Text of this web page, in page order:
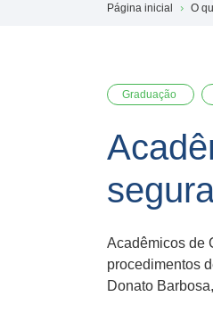
Página inicial O
Graduação
Acadêmicos de
procedimentos
Donato